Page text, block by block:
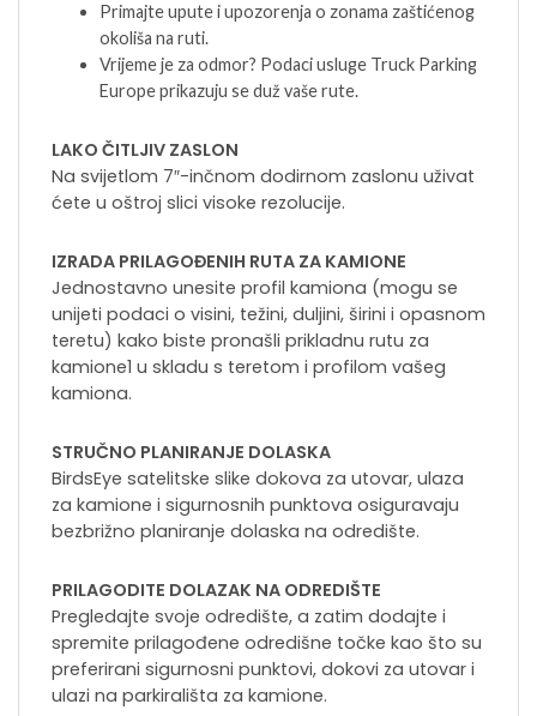
Primajte upute i upozorenja o zonama zaštićenog
okoliša na ruti.
Vrijeme je za odmor? Podaci usluge Truck Parking
Europe prikazuju se duž vaše rute.
LAKO ČITLJIV ZASLON
Na svijetlom 7″-inčnom dodirnom zaslonu uživat
ćete u oštroj slici visoke rezolucije.
IZRADA PRILAGOĐENIH RUTA ZA KAMIONE
Jednostavno unesite profil kamiona (mogu se
unijeti podaci o visini, težini, duljini, širini i opasnom
teretu) kako biste pronašli prikladnu rutu za
kamione1 u skladu s teretom i profilom vašeg
kamiona.
STRUČNO PLANIRANJE DOLASKA
BirdsEye satelitske slike dokova za utovar, ulaza
za kamione i sigurnosnih punktova osiguravaju
bezbrižno planiranje dolaska na odredište.
PRILAGODITE DOLAZAK NA ODREDIŠTE
Pregledajte svoje odredište, a zatim dodajte i
spremite prilagođene odredišne točke kao što su
preferirani sigurnosni punktovi, dokovi za utovar i
ulazi na parkirališta za kamione.